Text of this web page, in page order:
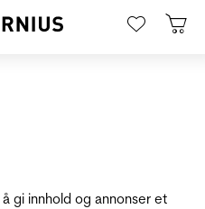
gi innhold og annonser et